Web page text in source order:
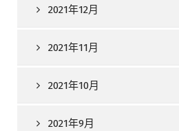
2021年12月
2021年11月
2021年10月
2021年9月